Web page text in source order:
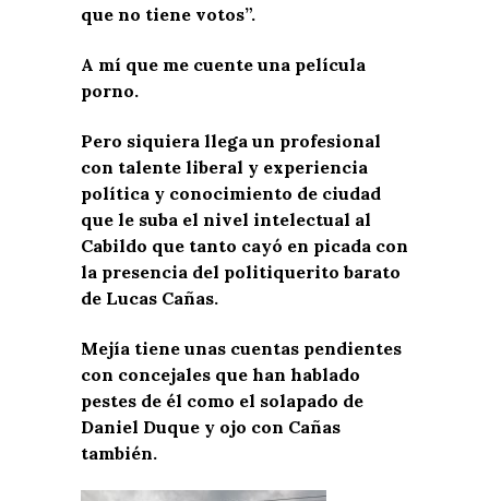
que no tiene votos”.
A mí que me cuente una película
porno.
Pero siquiera llega un profesional
con talente liberal y experiencia
política y conocimiento de ciudad
que le suba el nivel intelectual al
Cabildo que tanto cayó en picada con
la presencia del politiquerito barato
de Lucas Cañas.
Mejía tiene unas cuentas pendientes
con concejales que han hablado
pestes de él como el solapado de
Daniel Duque y ojo con Cañas
también.